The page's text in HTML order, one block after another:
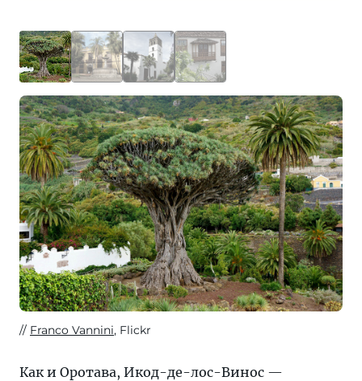
Franco Vannini, Flickr
Как и Оротава, Икод-де-лос-Винос —